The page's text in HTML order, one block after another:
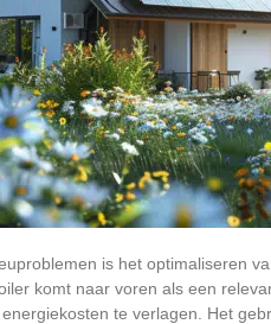
is het optimaliseren
komt naar voren als een
te verlagen. Het